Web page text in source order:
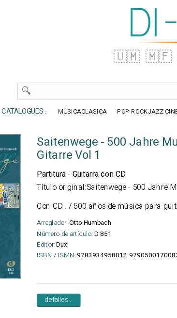
🇺🇲 🇲🇫
CATALOGUES : MÚSICACLASICA POP ROCKJAZZ
Saitenwege - 500 Jahre
Gitarre Vol 1
Partitura - Guitarra con CD
Título original:Saitenwege - 500 Jahre
Con CD . / 500 años de música para
Arreglador: Otto Humbach
Número de artículo: D 851
Editor:Dux
ISBN / ISMN:9783934958012
detalles...